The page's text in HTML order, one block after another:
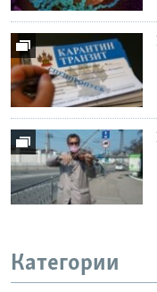
Категории